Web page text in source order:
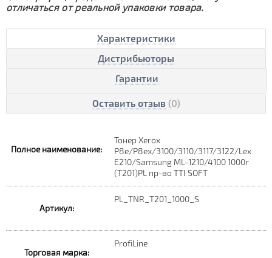
отличаться от реальной упаковки товара.
Характеристики
Дистрибьюторы
Гарантии
Оставить отзыв (0)
Полное наименование:
Тонер Xerox
P8e/P8ex/3100/3110/3117/3122/Lex
E210/Samsung ML-1210/4100 1000г
(T201)PL пр-во TTI SOFT
Артикул:
PL_TNR_T201_1000_S
Торговая марка:
ProfiLine